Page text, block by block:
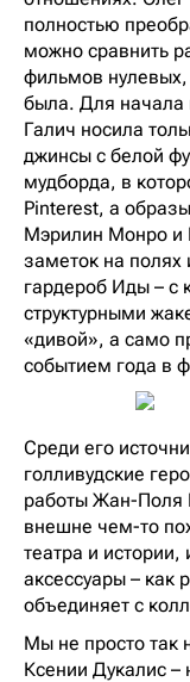
полностью
можно сравнить
фильмов
была. Для начала
Галич носила
джинсы с белой
мудборда, в
Pinterest, а
Мэрилин Монро и
заметок на полях
гардероб Иды – с
структурными
«дивой», а само
событием года в
Среди его
голливудские
работы Жан-Поля
внешне чем-то
театра и
аксессуары – как
объединяет с
Мы не просто так
Ксении Дукалис –